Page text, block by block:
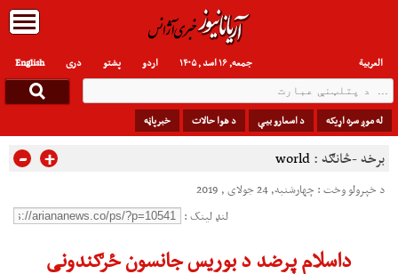
English دری پشتو العربیة اردو جمعه, ۱۶ اسد , ۱۴۰۵
له موږ سره اړیکه د اسعارو بیې د هوا حالات خبرپاڼه
برخه -څانګه : world
- +
د خپرولو وخت : چهارشنبه, 24 جولای , 2019
لنډ لینک :
داسلام پرضد د بوریس جانسون ځرګندونی